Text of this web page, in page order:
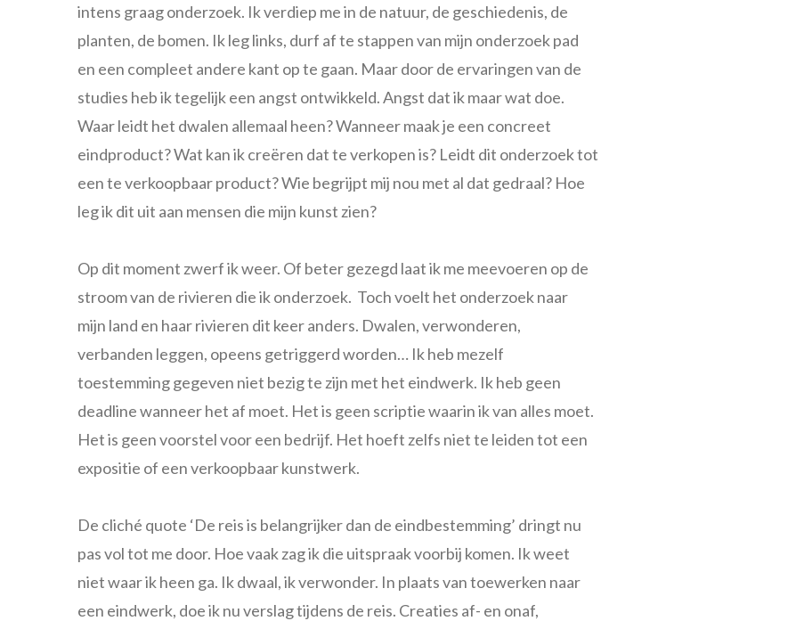
intens graag onderzoek. Ik verdiep me in de natuur, de geschiedenis, de
planten, de bomen. Ik leg links, durf af te stappen van mijn onderzoek pad
en een compleet andere kant op te gaan. Maar door de ervaringen van de
studies heb ik tegelijk een angst ontwikkeld. Angst dat ik maar wat doe.
Waar leidt het dwalen allemaal heen? Wanneer maak je een concreet
eindproduct? Wat kan ik creëren dat te verkopen is? Leidt dit onderzoek tot
een te verkoopbaar product? Wie begrijpt mij nou met al dat gedraal? Hoe
leg ik dit uit aan mensen die mijn kunst zien?
Op dit moment zwerf ik weer. Of beter gezegd laat ik me meevoeren op de
stroom van de rivieren die ik onderzoek. Toch voelt het onderzoek naar
mijn land en haar rivieren dit keer anders. Dwalen, verwonderen,
verbanden leggen, opeens getriggerd worden… Ik heb mezelf
toestemming gegeven niet bezig te zijn met het eindwerk. Ik heb geen
deadline wanneer het af moet. Het is geen scriptie waarin ik van alles moet.
Het is geen voorstel voor een bedrijf. Het hoeft zelfs niet te leiden tot een
expositie of een verkoopbaar kunstwerk.
De cliché quote ‘De reis is belangrijker dan de eindbestemming’ dringt nu
pas vol tot me door. Hoe vaak zag ik die uitspraak voorbij komen. Ik weet
niet waar ik heen ga. Ik dwaal, ik verwonder. In plaats van toewerken naar
een eindwerk, doe ik nu verslag tijdens de reis. Creaties af- en onaf,